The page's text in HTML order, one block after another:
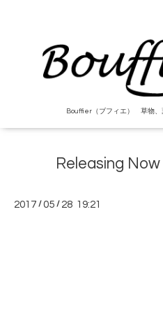
Bouffier（ブフィエ） 草物、
Releasing
2017 /05 / 28 19:21